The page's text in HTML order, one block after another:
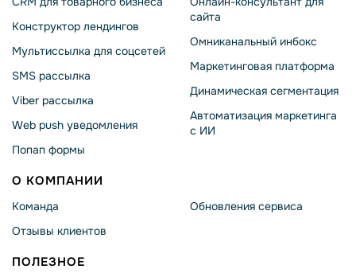
Конструктор лендингов
Мультиссылка для соцсетей
SMS рассылка
Viber рассылка
Web push уведомления
Попап формы
сайта
Омниканальный инбокс
Маркетинговая платформа
Динамическая сегментация
Автоматизация маркетинга
с ИИ
О КОМПАНИИ
Команда
Отзывы клиентов
Обновления сервиса
ПОЛЕЗНОЕ